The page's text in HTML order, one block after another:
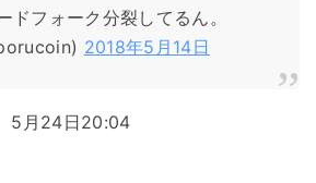
ドフォーク分裂してるん。
2018年5月14日
5月24日20:04